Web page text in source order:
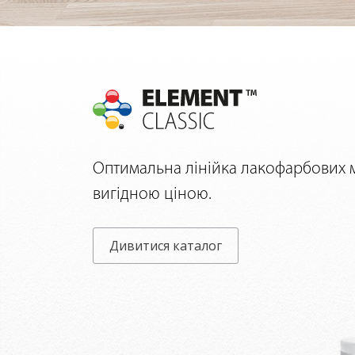
Оптимальна лінійка лакофарбових
вигідною ціною.
Дивитися каталог